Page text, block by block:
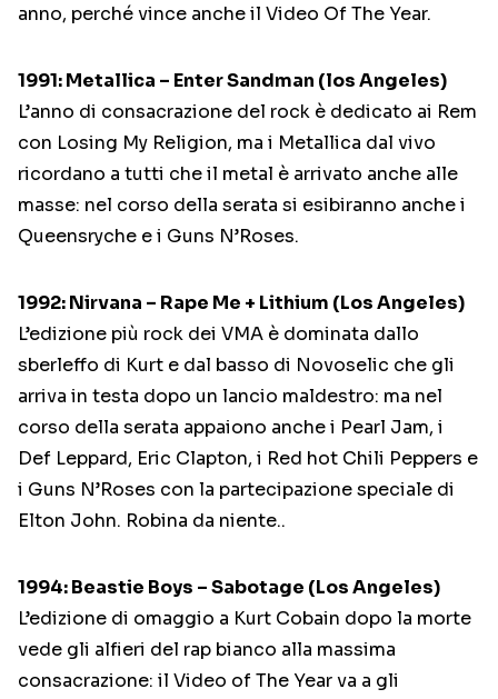
anno, perché vince anche il Video Of The Year.
1991: Metallica – Enter Sandman (los Angeles)
L’anno di consacrazione del rock è dedicato ai Rem
con Losing My Religion, ma i Metallica dal vivo
ricordano a tutti che il metal è arrivato anche alle
masse: nel corso della serata si esibiranno anche i
Queensryche e i Guns N’Roses.
1992: Nirvana – Rape Me + Lithium (Los Angeles)
L’edizione più rock dei VMA è dominata dallo
sberleffo di Kurt e dal basso di Novoselic che gli
arriva in testa dopo un lancio maldestro: ma nel
corso della serata appaiono anche i Pearl Jam, i
Def Leppard, Eric Clapton, i Red hot Chili Peppers e
i Guns N’Roses con la partecipazione speciale di
Elton John. Robina da niente..
1994: Beastie Boys – Sabotage (Los Angeles)
L’edizione di omaggio a Kurt Cobain dopo la morte
vede gli alfieri del rap bianco alla massima
consacrazione: il Video of The Year va a gli